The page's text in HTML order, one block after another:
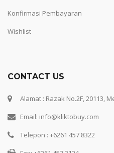
Konfirmasi Pembayaran
Wishlist
CONTACT US
Alamat : Razak No.2F, 20113,
Email: info@kliktobuy.com
Telepon : +6261 457 8322